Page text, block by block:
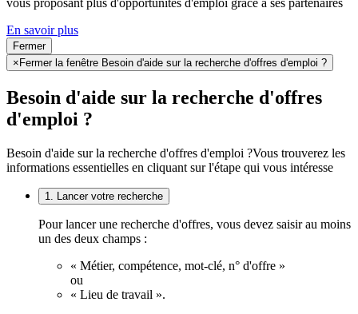
vous proposant plus d'opportunités d'emploi grâce à ses partenaires
En savoir plus
Fermer
× Fermer la fenêtre Besoin d'aide sur la recherche d'offres d'emploi ?
Besoin d'aide sur la recherche d'offres
d'emploi ?
Besoin d'aide sur la recherche d'offres d'emploi ?Vous trouverez les
informations essentielles en cliquant sur l'étape qui vous intéresse
1. Lancer votre recherche
Pour lancer une recherche d'offres, vous devez saisir au moins
un des deux champs :
« Métier, compétence, mot-clé, n° d'offre »
ou
« Lieu de travail ».